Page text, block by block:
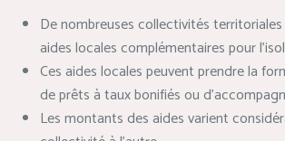
De nombreuses collectivités
aides locales complémentaires pour
Ces aides locales peuvent prendre la
de prêts à taux bonifiés ou
Les montants des aides varient